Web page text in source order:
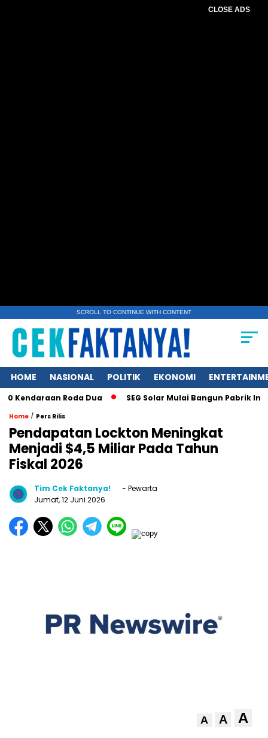
CLOSE ADS
SCROLL TO CONTINUE WITH CONTENT
HOME NASIONAL POLITIK EKONOMI
Roda Dua SEG Solar Mulai Bangun Pabrik Ingot dan
Home / Pers Rilis
Pendapatan Lockton Meningkat
Menjadi $4,5 Miliar Pada Tahun
Fiskal 2026
Tim Cek Faktanya!
- Pewarta
Jumat, 12 Juni 2026
A A A